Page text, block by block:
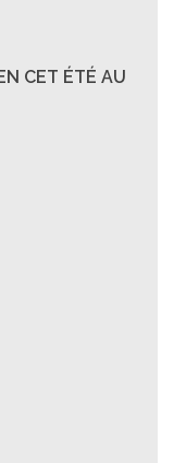
CET ÉTÉ AU